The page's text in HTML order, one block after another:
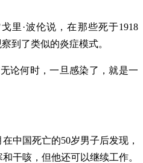
里·波伦说，在那些死于1918
到了类似的炎症模式。
论何时，一旦感染了，就是一
中国死亡的50岁男子后发现，
干咳，但他还可以继续工作。